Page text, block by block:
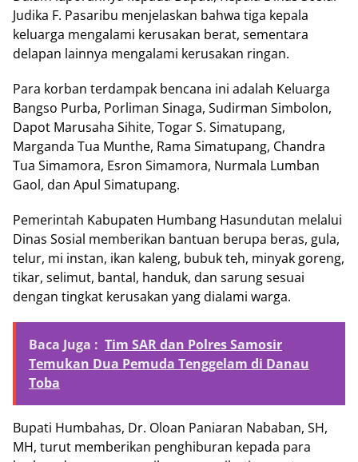
Judika F. Pasaribu menjelaskan bahwa tiga kepala
keluarga mengalami kerusakan berat, sementara
delapan lainnya mengalami kerusakan ringan.
Para korban terdampak bencana ini adalah Keluarga
Bangso Purba, Porliman Sinaga, Sudirman Simbolon,
Dapot Marusaha Sihite, Togar S. Simatupang,
Marganda Tua Munthe, Rama Simatupang, Chandra
Tua Simamora, Esron Simamora, Nurmala Lumban
Gaol, dan Apul Simatupang.
Pemerintah Kabupaten Humbang Hasundutan melalui
Dinas Sosial memberikan bantuan berupa beras, gula,
telur, mi instan, ikan kaleng, bubuk teh, minyak goreng,
tikar, selimut, bantal, handuk, dan sarung sesuai
dengan tingkat kerusakan yang dialami warga.
Baca Juga : Tim SAR dan Polres Samosir
Temukan Dua Pemuda Tenggelam di Danau
Toba
Bupati Humbahas, Dr. Oloan Paniaran Nababan, SH,
MH, turut memberikan penghiburan kepada para